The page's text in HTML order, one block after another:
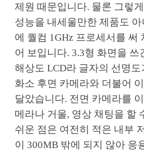
제원 때문입니다. 물론 그렇
성능을 내세울만한 제품도
에 퀄컴 1GHz 프로세서를 써
어 보입니다. 3.3형 화면을 쓰
해상도 LCD라 글자의 선명
화소 후면 카메라와 더불어
달았습니다. 전면 카메라를
메라나 거울, 영상 채팅을 할
쉬운 점은 여전히 적은 내부
이 300MB 밖에 되지 않아 응